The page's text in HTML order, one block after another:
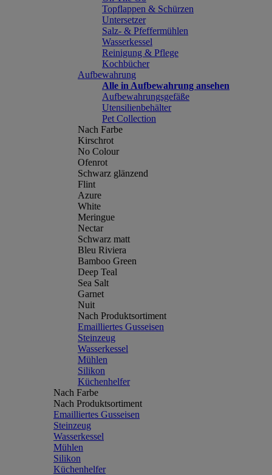
Topflappen & Schürzen
Untersetzer
Salz- & Pfeffermühlen
Wasserkessel
Reinigung & Pflege
Kochbücher
Aufbewahrung
Alle in Aufbewahrung ansehen
Aufbewahrungsgefäße
Utensilienbehälter
Pet Collection
Nach Farbe
Kirschrot
No Colour
Ofenrot
Schwarz glänzend
Flint
Azure
White
Meringue
Nectar
Schwarz matt
Bleu Riviera
Bamboo Green
Deep Teal
Sea Salt
Garnet
Nuit
Nach Produktsortiment
Emailliertes Gusseisen
Steinzeug
Wasserkessel
Mühlen
Silikon
Küchenhelfer
Nach Farbe
Nach Produktsortiment
Emailliertes Gusseisen
Steinzeug
Wasserkessel
Mühlen
Silikon
Küchenhelfer